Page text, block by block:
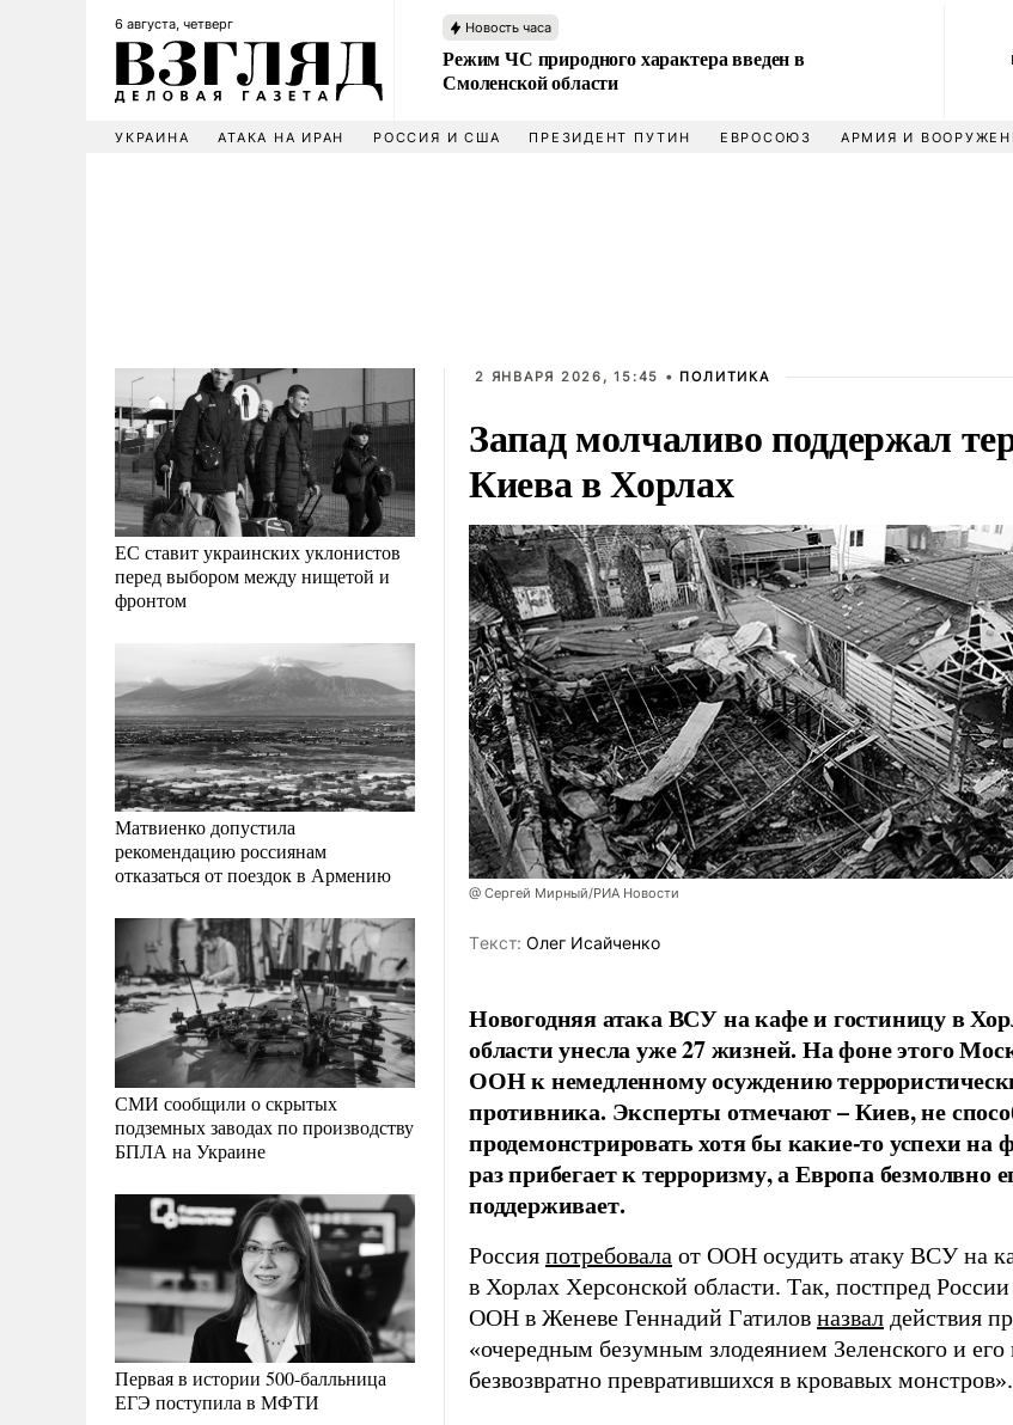
6 августа, четверг Новость часа
Режим ЧС природного характера введен в
Смоленской области
УКРАИНА АТАКА НА ИРАН РОССИЯ И США ПРЕЗИДЕНТ ПУТИН ЕВРОСОЮЗ АРМИЯ И
ЕС ставит украинских уклонистов
перед выбором между нищетой и
фронтом
Матвиенко допустила
рекомендацию россиянам
отказаться от поездок в Армению
СМИ сообщили о скрытых
подземных заводах по производству
БПЛА на Украине
Первая в истории 500-балльница
ЕГЭ поступила в МФТИ
2 ЯНВАРЯ 2026, 15:45 • ПОЛИТИКА
Запад молчаливо поддержал
Киева в Хорлах
@ Сергей Мирный/РИА Новости
Tекст: Олег Исайченко
Новогодняя атака ВСУ на кафе и гостиницу в
области унесла уже 27 жизней. На фоне этого
ООН к немедленному осуждению
противника. Эксперты отмечают – Киев, не
продемонстрировать хотя бы какие-то успехи на
раз прибегает к терроризму, а Европа безмолвно
поддерживает.
Россия потребовала от ООН осудить атаку ВСУ на
в Хорлах Херсонской области. Так, постпред
ООН в Женеве Геннадий Гатилов назвал действия
«очередным безумным злодеянием Зеленского и
безвозвратно превратившихся в кровавых монстров».